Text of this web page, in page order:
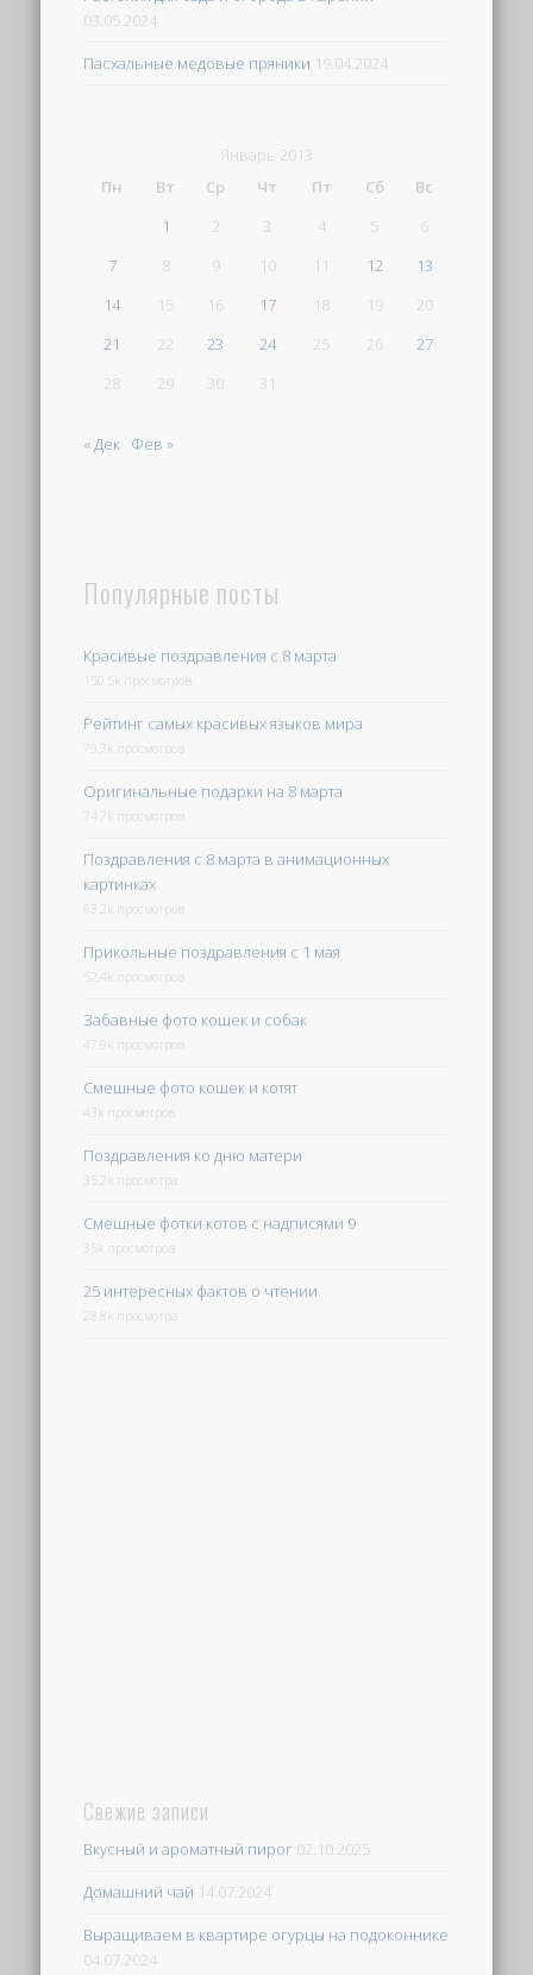
03.05.2024
Пасхальные медовые пряники 19.04.2024
Январь 2013
Пн
Вт Ср Чт Пт Сб
Вс
1
2 3 4 5
6
7
8 9 10 11 12
13
14
15 16 17 18 19
20
21
22 23 24 25 26
27
28
29 30 31
« Дек Фев »
Популярные посты
Красивые поздравления с 8 марта
150.5k просмотров
Рейтинг самых красивых языков мира
79.7k просмотров
Оригинальные подарки на 8 марта
74.7k просмотров
Поздравления с 8 марта в анимационных
картинках
63.2k просмотров
Прикольные поздравления с 1 мая
52.4k просмотров
Забавные фото кошек и собак
47.9k просмотров
Смешные фото кошек и котят
43k просмотров
Поздравления ко дню матери
35.2k просмотра
Смешные фотки котов с надписями 9
35k просмотров
25 интересных фактов о чтении
28.8k просмотра
Свежие записи
Вкусный и ароматный пирог 02.10.2025
Домашний чай 14.07.2024
Выращиваем в квартире огурцы на подоконнике
04.07.2024